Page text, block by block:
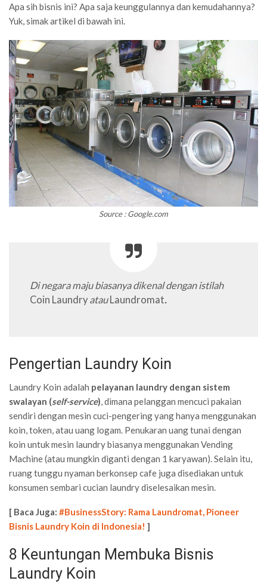
Apa sih bisnis ini? Apa saja keunggulannya dan kemudahannya?
Yuk, simak artikel di bawah ini.
Source : Google.com
Di negara maju biasanya dikenal dengan istilah
Coin Laundry atau Laundromat.
Pengertian Laundry Koin
Laundry Koin adalah pelayanan laundry dengan sistem
swalayan (self-service), dimana pelanggan mencuci pakaian
sendiri dengan mesin cuci-pengering yang hanya menggunakan
koin, token, atau uang logam. Penukaran uang tunai dengan
koin untuk mesin laundry biasanya menggunakan Vending
Machine (atau mungkin diganti dengan 1 karyawan). Selain itu,
ruang tunggu nyaman berkonsep cafe juga disediakan untuk
konsumen sembari cucian laundry diselesaikan mesin.
[ Baca Juga: #BusinessStory: Rama Laundromat, Pioneer
Bisnis Laundry Koin di Indonesia! ]
8 Keuntungan Membuka Bisnis
Laundry Koin